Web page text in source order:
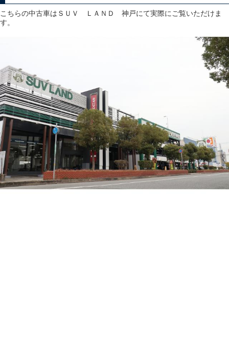
こちらの中古車はＳＵＶ ＬＡＮＤ 神戸にて実際にご覧いただけま
す。